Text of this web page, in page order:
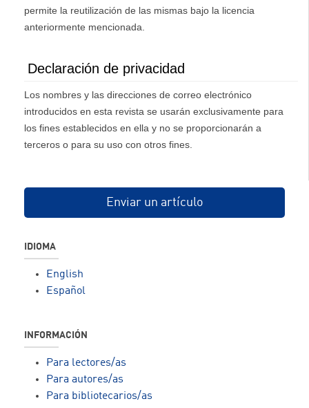
permite la reutilización de las mismas bajo la licencia
anteriormente mencionada.
Declaración de privacidad
Los nombres y las direcciones de correo electrónico
introducidos en esta revista se usarán exclusivamente para
los fines establecidos en ella y no se proporcionarán a
terceros o para su uso con otros fines.
Enviar un artículo
IDIOMA
English
Español
INFORMACIÓN
Para lectores/as
Para autores/as
Para bibliotecarios/as